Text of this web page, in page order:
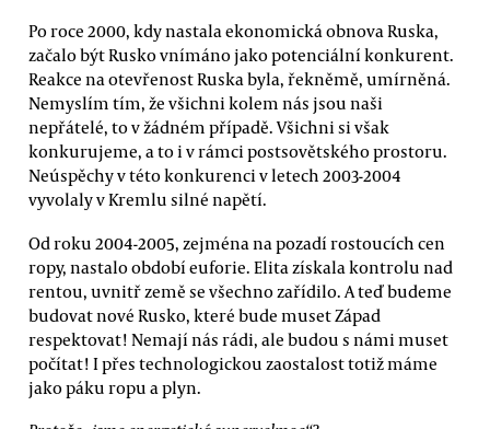
Po roce 2000, kdy nastala ekonomická obnova Ruska,
začalo být Rusko vnímáno jako potenciální konkurent.
Reakce na otevřenost Ruska byla, řekněmě, umírněná.
Nemyslím tím, že všichni kolem nás jsou naši
nepřátelé, to v žádném případě. Všichni si však
konkurujeme, a to i v rámci postsovětského prostoru.
Neúspěchy v této konkurenci v letech 2003-2004
vyvolaly v Kremlu silné napětí.
Od roku 2004-2005, zejména na pozadí rostoucích cen
ropy, nastalo období euforie. Elita získala kontrolu nad
rentou, uvnitř země se všechno zařídilo. A teď budeme
budovat nové Rusko, které bude muset Západ
respektovat! Nemají nás rádi, ale budou s námi muset
počítat! I přes technologickou zaostalost totiž máme
jako páku ropu a plyn.